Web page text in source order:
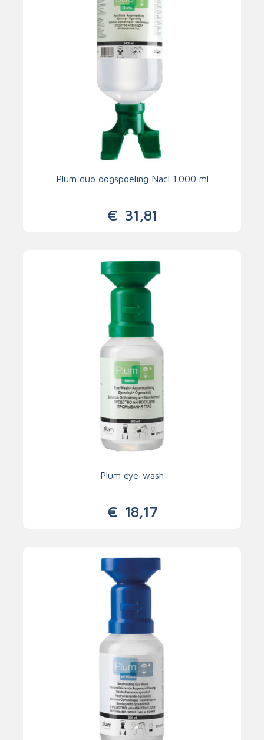
Plum duo oogspoeling Nacl 1.000 ml
€31,81
Plum eye-wash
€18,17